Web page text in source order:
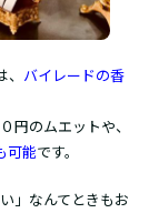
バイレードの香
円のムエットや、
可能です。
」なんてときもお